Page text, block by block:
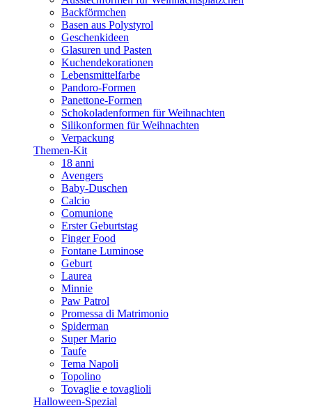
Backförmchen
Basen aus Polystyrol
Geschenkideen
Glasuren und Pasten
Kuchendekorationen
Lebensmittelfarbe
Pandoro-Formen
Panettone-Formen
Schokoladenformen für Weihnachten
Silikonformen für Weihnachten
Verpackung
Themen-Kit
18 anni
Avengers
Baby-Duschen
Calcio
Comunione
Erster Geburtstag
Finger Food
Fontane Luminose
Geburt
Laurea
Minnie
Paw Patrol
Promessa di Matrimonio
Spiderman
Super Mario
Taufe
Tema Napoli
Topolino
Tovaglie e tovaglioli
Halloween-Spezial